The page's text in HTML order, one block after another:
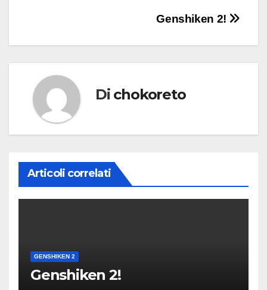
articoli
Genshiken 2!
Di chokoreto
Articoli correlati
GENSHIKEN 2
Genshiken 2!